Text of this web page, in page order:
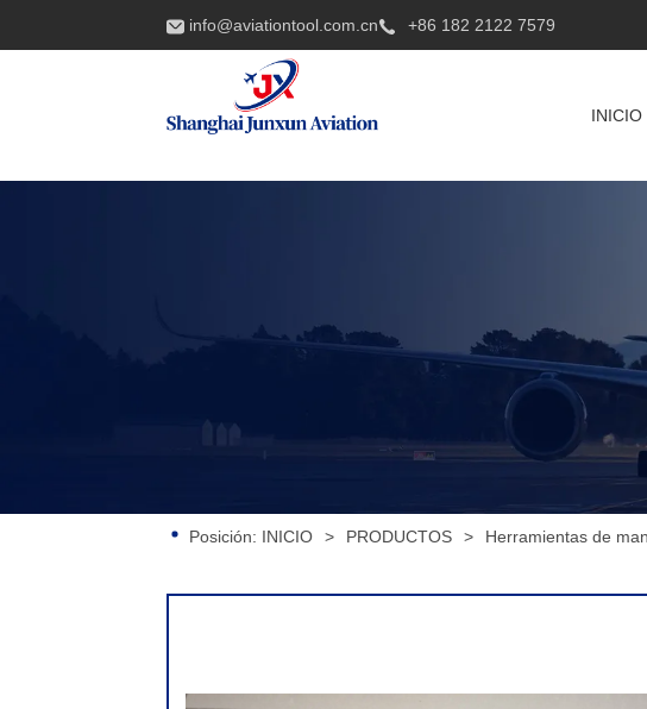
info@aviationtool.com.cn +86 182 2122 7579
INICIO
Posición: INICIO > PRODUCTOS > Herramientas de